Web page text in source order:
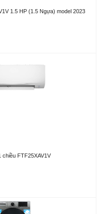
1.5 HP (1.5 Ngựa) model 2023
chiều FTF25XAV1V